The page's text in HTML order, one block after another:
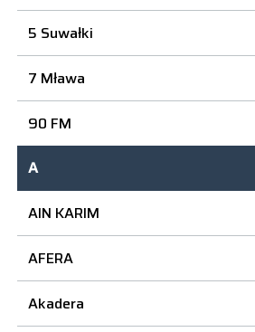
5 Suwałki
7 Mława
90 FM
A
AIN KARIM
AFERA
Akadera